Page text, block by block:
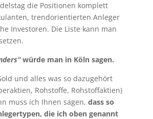
die Positionen komplett
trendorientierten Anleger
Investoren. Die Liste kann man
würde man in Köln sagen.
und alles was so dazugehört
Rohstoffe, Rohstoffaktien)
muss ich Ihnen sagen, dass so
die ich oben genannt